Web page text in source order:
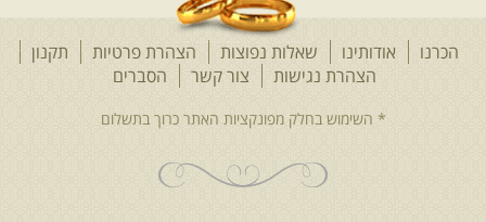
הכרנו אודותינו שאלות נפוצות הצהרת פרטיות
תקנון
הצהרת נגישות
צור קשר הסברים